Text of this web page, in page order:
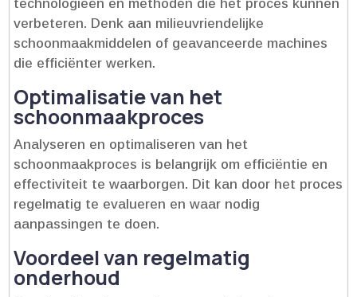
technologieën en methoden die het proces kunnen
verbeteren.​ Denk aan milieuvriendelijke
schoonmaakmiddelen of geavanceerde machines
die efficiënter werken.​
Optimalisatie van het
schoonmaakproces
Analyseren en optimaliseren van het
schoonmaakproces is belangrijk om efficiëntie en
effectiviteit te waarborgen.​ Dit kan door het proces
regelmatig te evalueren en waar nodig
aanpassingen te doen.​
Voordeel van regelmatig
onderhoud